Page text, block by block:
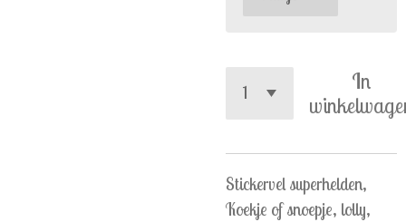
In
Stickervel superhelden,
Koekje of snoepje, lolly,